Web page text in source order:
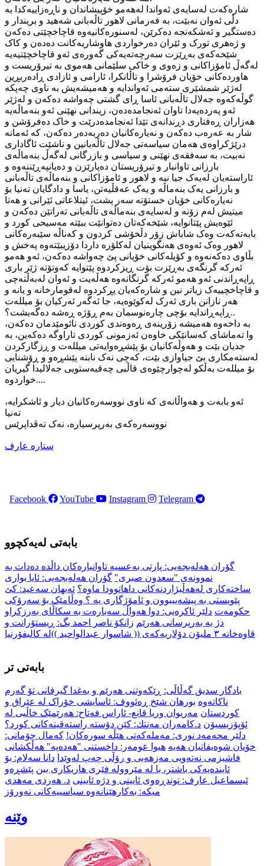
شارەکەت لەسایەی ئەواندا لەهەمو خۆپیشاندان و ناڕەزاییەکدا بە
دڵی ئەوان نەبێت، بە فەرمانی لاهور تاڵەبانی شەهید و بریندار و
دەستگیر و ئەشکەنجە دەکرێن، لەسنورەکانیەوە قاچاخچێتی دەکەن
و ژەهری تورک و ئێران دەرخواردی هاوشاریەکانت دەدەن و کاک
شێخەکەی بەڕێزت سەرچەتەیەکی گەورەی ئەو قاچاخچێتیەیە
لەگەڵ ئامۆزاکانی و زەوی و خاکی سلێمانی هەموی بە تیرۆریست و
هاوردەکانی خۆیان فرۆشرا و تاڵانکرا، ئارامی و ئازادی ڕادەربڕین
لەژێر شمشێری ستەمی ئەواندایە و هەمیشەیش بە ناوی چەپکە
گوڵەکەوە جەلال تاڵەبانی ئاسا ڕای گشتی چەواشە دەکەن و لەژێر
ئەو پەردەیەدا تاوان ئەنجامدەدەن، زیندانی نهێنی ئەو بنەماڵەیە
هەزاران ڕەفتاری دڕندانەی تێدا ئەنجامدەدرێت و خاک دەفرۆشن و
شار بە عەرەب دەکەن و نەیارەکانیان دەربەدەر دەکەن، کە ئەمانە
درێژکراوەی هەمان سیاسەتی جەلال تاڵەبانین و ناشێت ئاگاداری
نەبیت، بە سەفقەی نهێنی و سیاسی و بازرگانی لەگەڵ بنەماڵەی
بارزانی تاوانبار و تیرۆریستان دەپارێزن و دەیانپەڕێننەوە و
ئاراستەیان لەیەک جیا نیە و لاهور و ئامۆزاکانی و بنەماڵەی تاڵەبانی
و بارزانی یەک بنەماڵە و یەک عەقڵیەتن، یاسا و دادگایان تەنیا بۆ
نەیارەکانی خۆیان خستۆتە سەر پشت، ئیتلاعاتی ئێرانی و هەتا
میتیش لەم زۆنە و لەسایەی بنەماڵەی تاڵەبانی تەراتێن دەکەن و
ئێوەیش پێتانوایە، شێخەکەتان دەتوانێت ببێتە مەسیحی کورد و
بابەتەکەت وەک شاباش زۆر دڵخۆشی کردون و کەناڵە سێبەرەکانی
لاهور وەک ئەوەی هەنگوینیان لەکلۆرە داردا دۆزیبێتەوە پەخش و
بڵاوی دەکەنەوە و کۆیلەکانی خۆیانی پێ چەواشە دەکەن، ئەو هەمو
ئەرکە گرنگەی بەڕێزت بۆت ڕیزکردوە پێتوایە کەوتۆتە ژێر باری
ڕاپەڕاندنی ئەو هەمو ئەرکە گرنگانەوە هەڵەیت و ئەوان لەبەڵتەچی
و قاچاخچییەک زیاتر نین و شارەکەیان پڕکردوە لەقومارخانە و یانە و
هەر نازانن باری ئەرک لەکوێوەیە، جا ئەگەر ئەرکیان بۆ میللەت
ڕاپەڕاندایە بۆچی چارەنوسمان بەم ڕۆژە ڕەشە دەگەیشت؟..
بە داخەوە هەمیشە زۆرینەی ڕەوەندی کوردی نائومێدمان دەکەن،
وا تەماشای کەسانێکی خاوەن ئەزمونی کوردی تاراوگە دەکەین، بە
جدیان بێت و هەوڵەکانیان بۆ پێشڕەوایەتی میللەت و ڕزگارکردن
لەستەمکاری بێ جیاوازی بێت، کەچی نەک نابنە پێشڕەو و ڕۆشنایی
بۆ میللەت بەڵکو لەچوارچێوەی قاڵبی چەقبەستویی جەلالیدا گیریان
خواردوە....
ئەو بابەت و هەواڵانەی کە ناوی نووسەرەکانیان دیار و ئاشکرایە،
تەنیا
نووسەرەکەی بەرپرسیارە، نەک تەڤداپرێس
ستارە عارف
Facebook YouTube Instagram Telegram
بابەتی لەیەکچوو
گۆران هەلەبجەیی: پارتی بەعسیە تاوانبارەکان داڵدە دەدات بە
نموونەی "سعدون صبری" گۆران هەلەبجەیی: ئایا بواری
ساختەکاری لەهەڵبژاردنەکانی داهاتوودا ماوە؟ ئەیهان سەعید: کێ
پێویستی بە پیشەییبوون و ئامۆژگاری یە ؟ وەڵامێک بۆ سەرۆکی
حکومەت دلێر ئاکرەیی: دوا هەواڵ سەبارەت بە سكاڵای بەرزکراو
دژ بە بەرپرسانی هەرێم زانکۆ ناصر احمد بگ: ڕیستۆرانت و
قاوەخانە ٣ ملیۆن دۆلاریەکەی (( شاسوار عبدالواحید ))لە کالیفۆرنیا
بابەتی تر
یادگار سدیق گەڵاڵی: ڕێكەوتنی هەرێم و بەغدا گیرفانی تۆ گەرم
ناكاتەوە بورهان شێخ ڕەئووف: ئاسایشی خۆراک لە عێراق و
کوردستان مەریوان وریا قانع- ئاراس فەتاح: هەرێمێک خاڵیی لە
ئۆپۆزیسیۆن د.کامەران مەنتك: كێن دۆستە راستەقینەكانی كورد؟
دلێر محەمەد نوری: مەملەکەتی هێڵە سورەکان! كەمال چۆمانی:
خۆیان شوەیفاتیان هەیە هیوا عومەر: داخستنی "ھەدەپە" ھەڵکشانی
فاشیزمی نەتەویی مەزھەبی و رۆڵی چەپ لەوێدا دانا سەلام: بۆ
ئایندەیەکی باشتر، با لە مێروولە فێری هاریکاری بین پێشڕەو
ئیسماعیل عارف: توندڕەوی ئایینی و دژە ئایینی د. هەردی مەهدی
میكە: بەکارهێنانەوە سیاسییەکانی نەورۆز
وێنە